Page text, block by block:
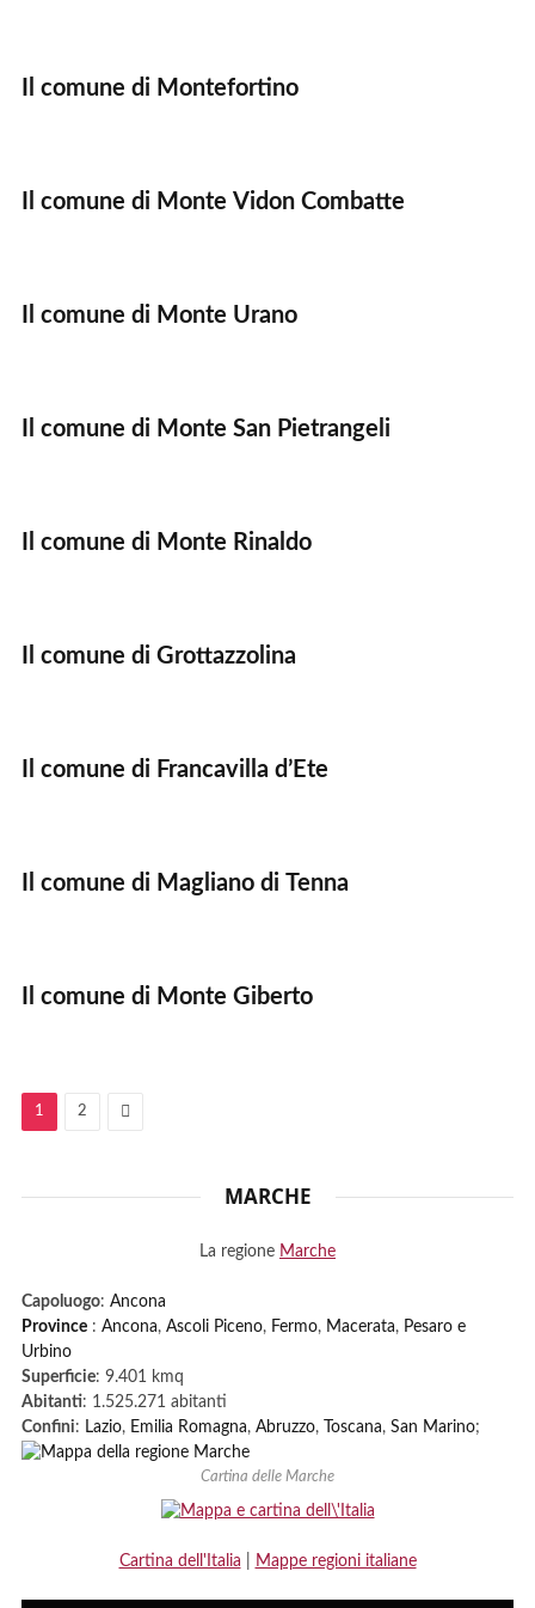
Il comune di Montefortino
Il comune di Monte Vidon Combatte
Il comune di Monte Urano
Il comune di Monte San Pietrangeli
Il comune di Monte Rinaldo
Il comune di Grottazzolina
Il comune di Francavilla d’Ete
Il comune di Magliano di Tenna
Il comune di Monte Giberto
1 2 Next
MARCHE
La regione Marche
Capoluogo: Ancona
Province : Ancona, Ascoli Piceno, Fermo, Macerata, Pesaro e
Urbino
Superficie: 9.401 kmq
Abitanti: 1.525.271 abitanti
Confini: Lazio, Emilia Romagna, Abruzzo, Toscana, San Marino;
Cartina delle Marche
Cartina dell'Italia Mappe regioni italiane